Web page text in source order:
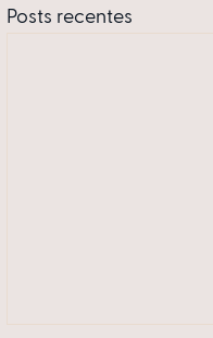
Posts recentes